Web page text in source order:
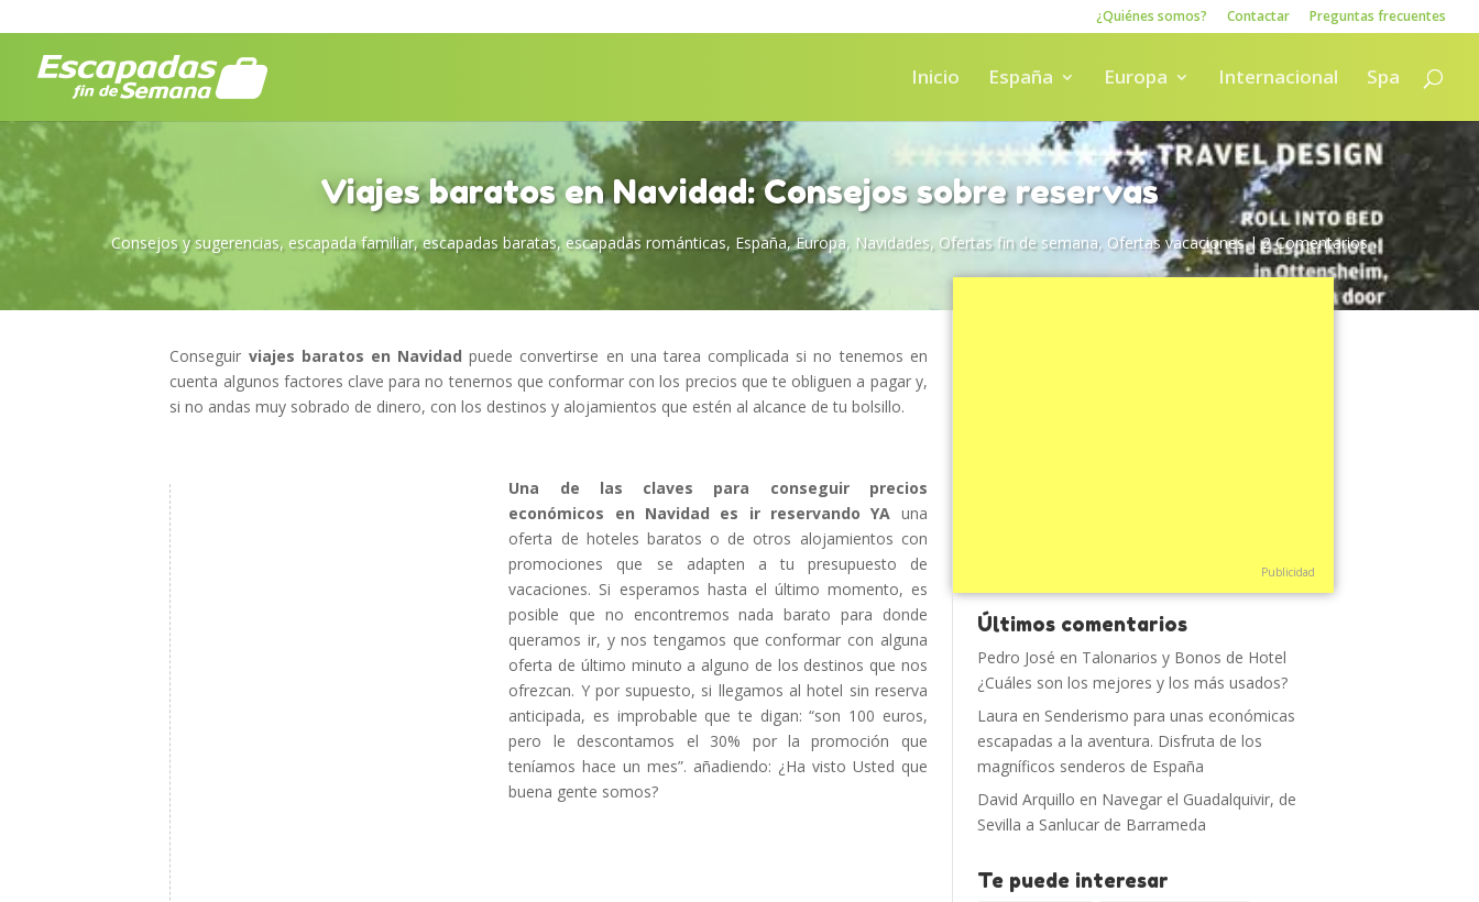
¿Quiénes somos? Contactar Preguntas frecuentes
Inicio España Europa Internacional Spa
Viajes baratos en Navidad: Consejos sobre reservas
Consejos y sugerencias, escapada familiar,escapadas baratas, escapadas románticas, España,Europa, Navidades, Ofertas fin de semana, Ofertas vacaciones|2 Comentarios
Conseguir viajes baratos en Navidad puede convertirse en una tarea complicada si no tenemos en
cuenta algunos factores clave para no tenernos que conformar con los precios que te obliguen a pagar y,
si no andas muy sobrado de dinero, con los destinos y alojamientos que estén al alcance de tu bolsillo.
Una de las claves para conseguir precios
económicos en Navidad es ir reservando YA una
oferta de hoteles baratos o de otros alojamientos con
promociones que se adapten a tu presupuesto de
vacaciones. Si esperamos hasta el último momento, es
posible que no encontremos nada barato para donde
queramos ir, y nos tengamos que conformar con alguna
oferta de último minuto a alguno de los destinos que nos
ofrezcan. Y por supuesto, si llegamos al hotel sin reserva
anticipada, es improbable que te digan: “son 100 euros,
pero le descontamos el 30% por la promoción que
teníamos hace un mes”. añadiendo: ¿Ha visto Usted que
buena gente somos?
Publicidad
Últimos comentarios
Pedro José en Talonarios y Bonos de Hotel
¿Cuáles son los mejores y los más usados?
Laura en Senderismo para unas económicas
escapadas a la aventura. Disfruta de los
magníficos senderos de España
David Arquillo en Navegar el Guadalquivir, de
Sevilla a Sanlucar de Barrameda
Te puede interesar